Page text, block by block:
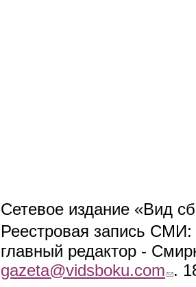
Сетевое издание «Вид
Реестровая запись СМИ:
главный редактор -
gazeta@vidsboku.com (link
.